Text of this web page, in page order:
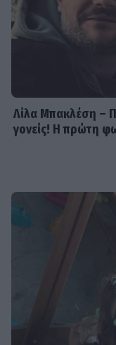
Λίλα Μπακλέση –
γονείς! Η πρώτη